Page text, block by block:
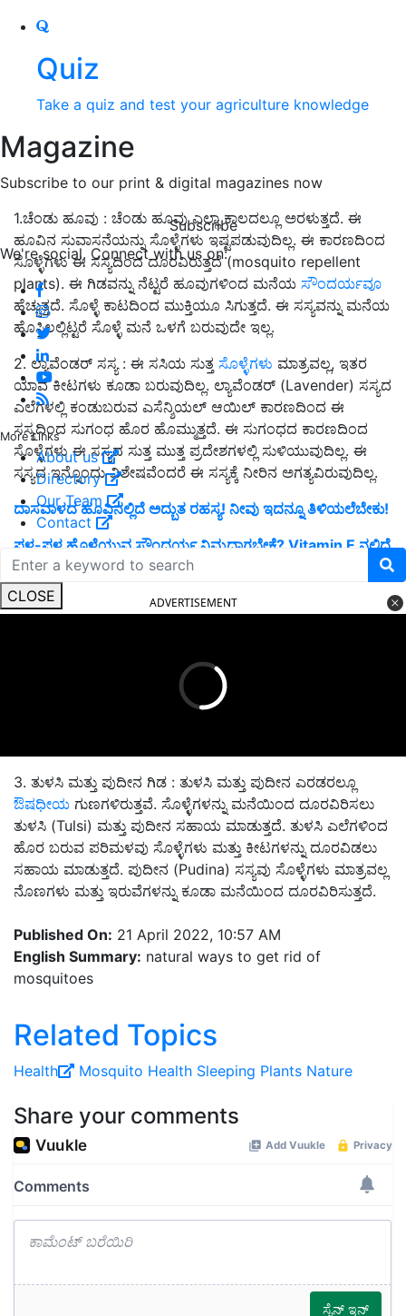
Quiz
Take a quiz and test your agriculture knowledge
Magazine
Subscribe to our print & digital magazines now
Subscribe
We're social. Connect with us on:
More Links
About us
Directory
Our Team
Contact
CLOSE
1.ಚೆಂಡು ಹೂವು : ಚೆಂಡು ಹೂವು ಎಲ್ಲಾ ಕಾಲದಲ್ಲೂ ಅರಳುತ್ತದೆ. ಈ
ಹೂವಿನ ಸುವಾಸನೆಯನ್ನು ಸೊಳ್ಳೆಗಳು ಇಷ್ಟಪಡುವುದಿಲ್ಲ. ಈ ಕಾರಣದಿಂದ
ಸೊಳ್ಳೆಗಳು ಈ ಸಸ್ಯದಿಂದ ದೂರವಿರುತ್ತದೆ (mosquito repellent
plants). ಈ ಗಿಡವನ್ನು ನೆಟ್ಟರೆ ಹೂವುಗಳಿಂದ ಮನೆಯ ಸೌಂದರ್ಯವೂ
ಹೆಚ್ಚುತ್ತದೆ. ಸೊಳ್ಳೆ ಕಾಟದಿಂದ ಮುಕ್ತಿಯೂ ಸಿಗುತ್ತದೆ. ಈ ಸಸ್ಯವನ್ನು ಮನೆಯ
ಹೊಸ್ತಿಲಲ್ಲಿಟ್ಟರೆ ಸೊಳ್ಳೆ ಮನೆ ಒಳಗೆ ಬರುವುದೇ ಇಲ್ಲ.
2. ಲ್ಯಾವೆಂಡರ್ ಸಸ್ಯ : ಈ ಸಸಿಯ ಸುತ್ತ ಸೊಳ್ಳೆಗಳು ಮಾತ್ರವಲ್ಲ, ಇತರ
ಯಾವ ಕೀಟಗಳು ಕೂಡಾ ಬರುವುದಿಲ್ಲ. ಲ್ಯಾವೆಂಡರ್ (Lavender) ಸಸ್ಯದ
ಎಲೆಗಳಲ್ಲಿ ಕಂಡುಬರುವ ಎಸೆನ್ಶಿಯಲ್ ಆಯಿಲ್ ಕಾರಣದಿಂದ ಈ
ಸಸ್ಯದಿಂದ ಸುಗಂಧ ಹೊರ ಹೊಮ್ಮುತ್ತದೆ. ಈ ಸುಗಂಧದ ಕಾರಣದಿಂದ
ಸೊಳ್ಳೆಗಳು ಈ ಸಸ್ಯದ ಸುತ್ತ ಮುತ್ತ ಪ್ರದೇಶಗಳಲ್ಲಿ ಸುಳಿಯುವುದಿಲ್ಲ. ಈ
ಸಸ್ಯದ ಇನ್ನೊಂದು ವಿಶೇಷವೆಂದರೆ ಈ ಸಸ್ಯಕ್ಕೆ ನೀರಿನ ಅಗತ್ಯವಿರುವುದಿಲ್ಲ.
ದಾಸವಾಳದ ಹೂವಿನಲ್ಲಿದೆ ಅದ್ಬುತ ರಹಸ್ಯ! ನೀವು ಇದನ್ನೂ ತಿಳಿಯಲೆಬೇಕು!
ಪಳ-ಪಳ ಹೊಳೆಯುವ ಸೌಂದರ್ಯ ನಿಮ್ಮದಾಗಬೇಕೆ? Vitamin E ನಲ್ಲಿದೆ
ರಹಸ್ಯ.
ADVERTISEMENT
3. ತುಳಸಿ ಮತ್ತು ಪುದೀನ ಗಿಡ : ತುಳಸಿ ಮತ್ತು ಪುದೀನ ಎರಡರಲ್ಲೂ
ಔಷಧೀಯ ಗುಣಗಳಿರುತ್ತವೆ. ಸೊಳ್ಳೆಗಳನ್ನು ಮನೆಯಿಂದ ದೂರವಿರಿಸಲು
ತುಳಸಿ (Tulsi) ಮತ್ತು ಪುದೀನ ಸಹಾಯ ಮಾಡುತ್ತದೆ. ತುಳಸಿ ಎಲೆಗಳಿಂದ
ಹೊರ ಬರುವ ಪರಿಮಳವು ಸೊಳ್ಳೆಗಳು ಮತ್ತು ಕೀಟಗಳನ್ನು ದೂರವಿಡಲು
ಸಹಾಯ ಮಾಡುತ್ತದೆ. ಪುದೀನ (Pudina) ಸಸ್ಯವು ಸೊಳ್ಳೆಗಳು ಮಾತ್ರವಲ್ಲ
ನೊಣಗಳು ಮತ್ತು ಇರುವೆಗಳನ್ನು ಕೂಡಾ ಮನೆಯಿಂದ ದೂರವಿರಿಸುತ್ತದೆ.
Published On: 21 April 2022, 10:57 AM
English Summary: natural ways to get rid of
mosquitoes
Related Topics
Health Mosquito Health Sleeping Plants Nature
Share your comments